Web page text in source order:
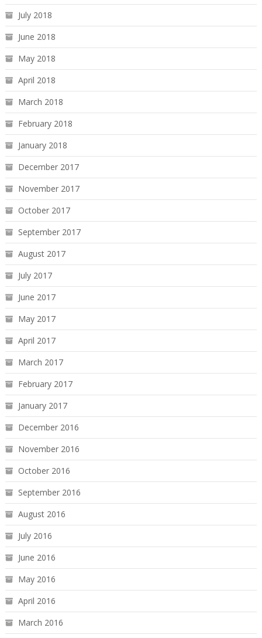
July 2018
June 2018
May 2018
April 2018
March 2018
February 2018
January 2018
December 2017
November 2017
October 2017
September 2017
August 2017
July 2017
June 2017
May 2017
April 2017
March 2017
February 2017
January 2017
December 2016
November 2016
October 2016
September 2016
August 2016
July 2016
June 2016
May 2016
April 2016
March 2016